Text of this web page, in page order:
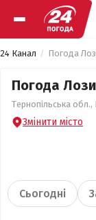
24 Канал Погода
Погода Лози
Тернопільська
Змінити місто
Сьогодні